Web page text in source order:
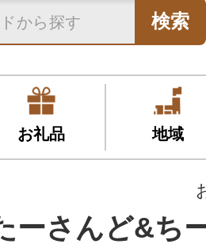
検索
お礼品 地域
ーさんど&ち